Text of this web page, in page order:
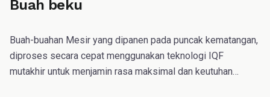
Buah beku
Buah-buahan Mesir yang dipanen pada puncak kematangan,
diproses secara cepat menggunakan teknologi IQF
mutakhir untuk menjamin rasa maksimal dan keutuhan